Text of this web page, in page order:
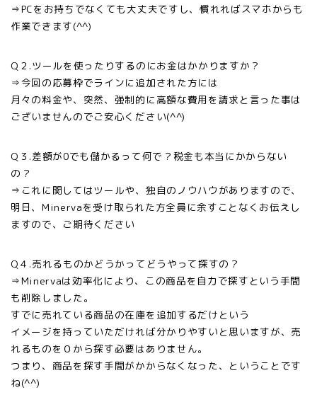
⇒PCをお持ちでなくても大丈夫ですし、慣れればスマホからも
作業できます(^^)
Q２.ツールを使ったりするのにお金はかかりますか？
⇒今回の応募枠でラインに追加された方には
月々の料金や、突然、強制的に高額な費用を請求と言った事は
ございませんのでご安心ください(^^)
Q３.差額が0でも儲かるって何で？税金も本当にかからない
の？
⇒これに関してはツールや、独自のノウハウがありますので、
明日、Minervaを受け取られた方全員に余すことなくお伝えし
ますので、ご期待ください
Q４.売れるものかどうかってどうやって探すの？
⇒Minervaは効率化により、この商品を自力で探すという手間
も削除しました。
すでに売れている商品の在庫を追加するだけという
イメージを持っていただければ分かりやすいと思いますが、売
れるものを０から探す必要はありません。
つまり、商品を探す手間がかからなくなった、ということです
ね(^^)